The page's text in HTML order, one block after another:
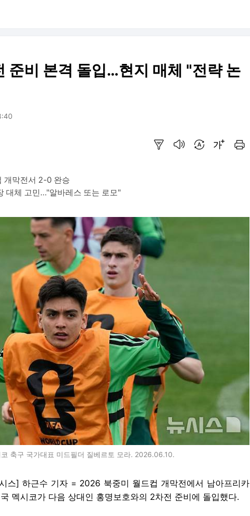
준비 본격 돌입…현지 매체 "전략 논
개막전서 2-0 완승
대체 고민…"알바레스 또는 로모"
축구 국가대표 미드필더 질베르토 모라. 2026.06.10.
스] 하근수 기자 = 2026 북중미 월드컵 개막전에서 남아프리카
멕시코가 다음 상대인 홍명보호와의 2차전 준비에 돌입했다.